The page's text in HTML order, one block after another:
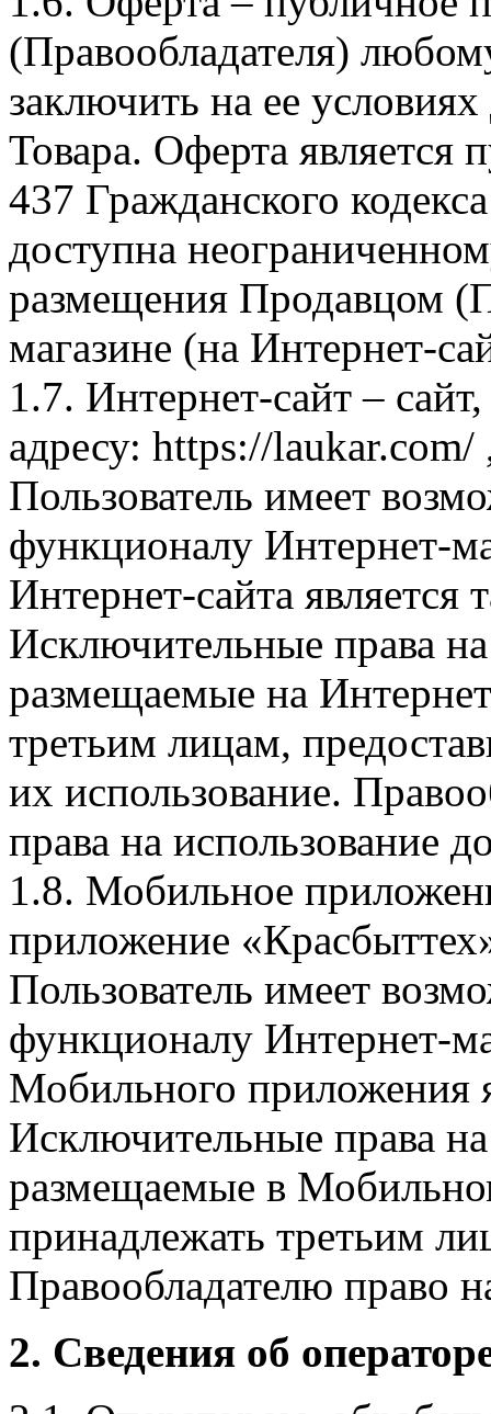
(Правообладателя)
заключить на ее
Товара. Оферта является
437 Гражданского
доступна
размещения Продавцом
магазине (на Интернет-
1.7. Интернет-сайт –
адресу: https://laukar.com/
Пользователь имеет
функционалу Интернет-
Интернет-сайта
Исключительные права
размещаемые на
третьим лицам,
их использование.
права на использование
1.8. Мобильное
приложение
Пользователь имеет
функционалу Интернет-
Мобильного приложения
Исключительные права
размещаемые в
принадлежать третьим
Правообладателю право
2. Сведения об